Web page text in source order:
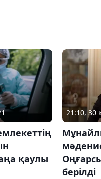
қаулы
21:10, 30
берілді